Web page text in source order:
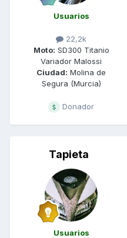
Usuarios
22,2k
Moto: SD300 Titanio
Variador Malossi
Ciudad: Molina de
Segura (Murcia)
Donador
Tapieta
Usuarios